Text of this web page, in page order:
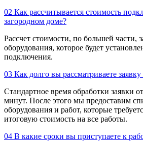
02 Как рассчитывается стоимость
загородном доме?
Рассчет стоимости, по большей части,
оборудования, которое будет
подключения.
03 Как долго вы рассматриваете
Стандартное время обработки заявки
минут. После этого мы предоставим
оборудования и работ, которые
итоговую стоимость на все работы.
04 В какие сроки вы приступаете к